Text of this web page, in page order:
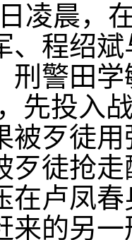
凌晨，
、程绍
刑警田
先投入
被歹徒
歹徒抢
在卢凤
来的另